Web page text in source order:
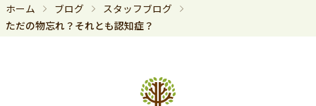
ホーム ブログ
スタッフブログ
ただの物忘れ？それとも認知症？